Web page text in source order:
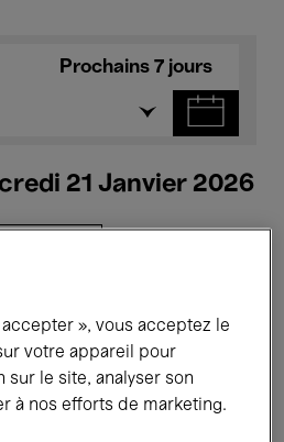
Prochains 7 jours
21 Janvier 2026
Concerts
Performances
», vous acceptez le
votre appareil pour
sur le site, analyser son
à nos efforts de marketing.